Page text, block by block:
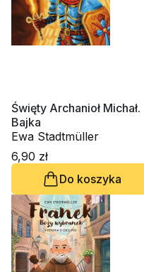
Święty Archanioł Michał.
Bajka
Ewa Stadtmüller
6,90 zł
Do koszyka